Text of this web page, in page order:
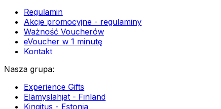
Regulamin
Akcje promocyjne - regulaminy
Ważność Voucherów
eVoucher w 1 minutę
Kontakt
Nasza grupa:
Experience Gifts
Elämyslahjat - Finland
Kingitus - Estonia